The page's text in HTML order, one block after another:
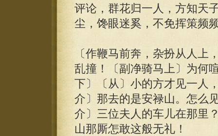
评论，群花归一人，方知天
尘，馋眼迷奚，不免挥策频
〔作鞭马前奔，杂扮从人上
乱撞！〔副净骑马上〕为何
下〕〔从〕小的方才见一人
介〕那去的是安禄山。怎么
介〕三位夫人的车儿在那里
山那厮怎敢这般无礼！